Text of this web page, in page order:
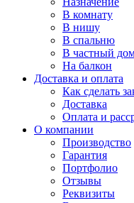
В комнату
В нишу
В спальню
В частный
На балкон
Доставка и оплата
Как сделать
Доставка
Оплата и
О компании
Производство
Гарантия
Портфолио
Отзывы
Реквизиты